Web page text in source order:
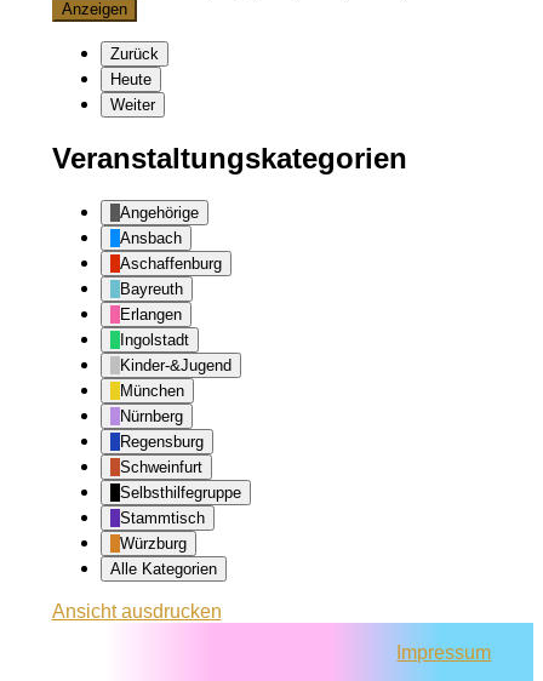
Zurück
Heute
Weiter
Veranstaltungskategorien
Angehörige
Ansbach
Aschaffenburg
Bayreuth
Erlangen
Ingolstadt
Kinder-&Jugend
München
Nürnberg
Regensburg
Schweinfurt
Selbsthilfegruppe
Stammtisch
Würzburg
Alle Kategorien
Ansichtausdrucken
Impressum